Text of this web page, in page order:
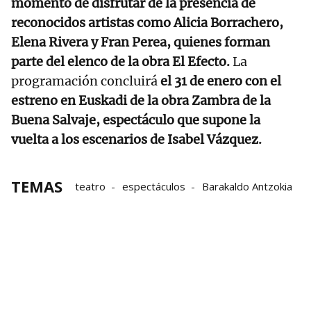
momento de disfrutar de la presencia de
reconocidos artistas como Alicia Borrachero,
Elena Rivera y Fran Perea, quienes forman
parte del elenco de la obra El Efecto.La
programación concluiráel 31 de enero con el
estreno en Euskadi de la obra Zambra de la
Buena Salvaje, espectáculo que supone la
vuelta a los escenarios de Isabel Vázquez.
TEMAS teatro espectáculos Barakaldo Antzokia